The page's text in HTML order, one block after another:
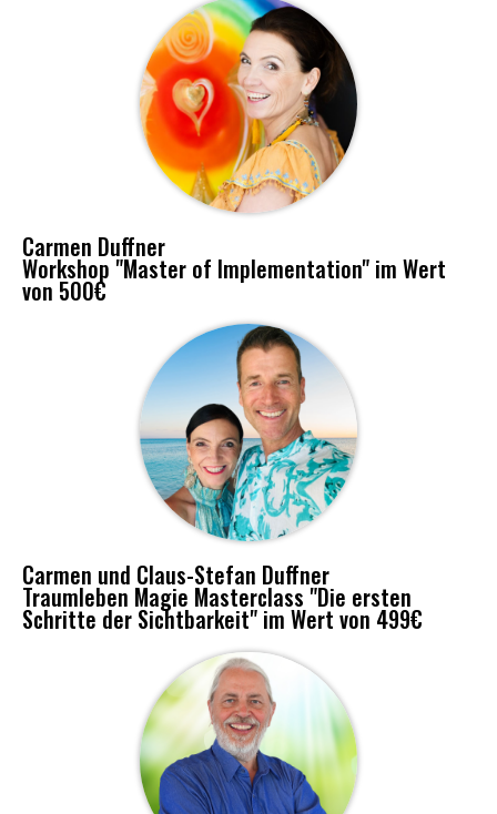
Carmen Duffner
Workshop "Master of Implementation" im Wert
von 500€
Carmen und Claus-Stefan Duffner
Traumleben Magie Masterclass "Die ersten
Schritte der Sichtbarkeit" im Wert von 499€